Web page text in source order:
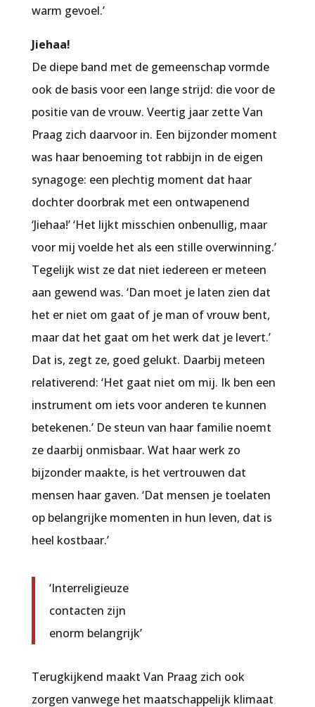
warm gevoel.’
Jiehaa!
De diepe band met de gemeenschap vormde
ook de basis voor een lange strijd: die voor de
positie van de vrouw. Veertig jaar zette Van
Praag zich daarvoor in. Een bijzonder moment
was haar benoeming tot rabbijn in de eigen
synagoge: een plechtig moment dat haar
dochter doorbrak met een ontwapenend
‘Jiehaa!’ ‘Het lijkt misschien onbenullig, maar
voor mij voelde het als een stille overwinning.’
Tegelijk wist ze dat niet iedereen er meteen
aan gewend was. ‘Dan moet je laten zien dat
het er niet om gaat of je man of vrouw bent,
maar dat het gaat om het werk dat je levert.’
Dat is, zegt ze, goed gelukt. Daarbij meteen
relativerend: ‘Het gaat niet om mij. Ik ben een
instrument om iets voor anderen te kunnen
betekenen.’ De steun van haar familie noemt
ze daarbij onmisbaar. Wat haar werk zo
bijzonder maakte, is het vertrouwen dat
mensen haar gaven. ‘Dat mensen je toelaten
op belangrijke momenten in hun leven, dat is
heel kostbaar.’
‘Interreligieuze
contacten zijn
enorm belangrijk’
Terugkijkend maakt Van Praag zich ook
zorgen vanwege het maatschappelijk klimaat